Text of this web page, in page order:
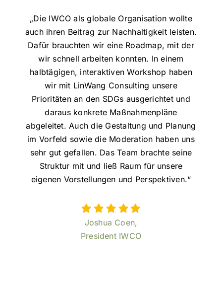
„Die IWCO als globale Organisation wollte
auch ihren Beitrag zur Nachhaltigkeit leisten.
Dafür brauchten wir eine Roadmap, mit der
wir schnell arbeiten konnten. In einem
halbtägigen, interaktiven Workshop haben
wir mit LinWang Consulting unsere
Prioritäten an den SDGs ausgerichtet und
daraus konkrete Maßnahmenpläne
abgeleitet. Auch die Gestaltung und Planung
im Vorfeld sowie die Moderation haben uns
sehr gut gefallen. Das Team brachte seine
Struktur mit und ließ Raum für unsere
eigenen Vorstellungen und Perspektiven.“
Joshua Coen,
President IWCO